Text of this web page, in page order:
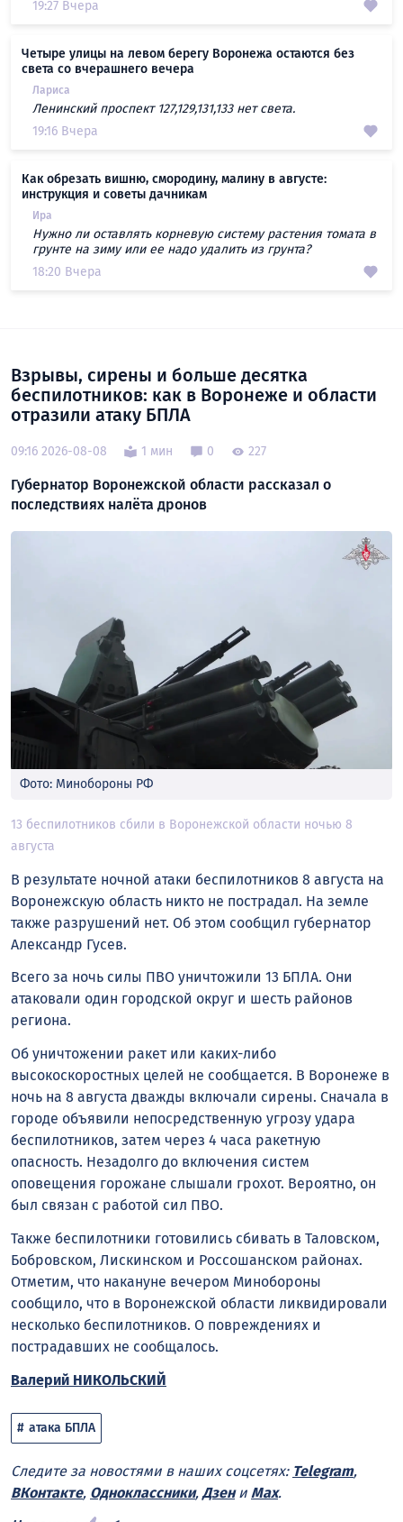
19:27 Вчера
Четыре улицы на левом берегу Воронежа остаются без
света со вчерашнего вечера
Лариса
Ленинский проспект 127,129,131,133 нет света.
19:16 Вчера
Как обрезать вишню, смородину, малину в августе:
инструкция и советы дачникам
Ира
Нужно ли оставлять корневую систему растения томата в
грунте на зиму или ее надо удалить из грунта?
18:20 Вчера
Взрывы, сирены и больше десятка
беспилотников: как в Воронеже и области
отразили атаку БПЛА
09:16 2026-08-08 1 мин 0 227
Губернатор Воронежской области рассказал о
последствиях налёта дронов
Фото: Минобороны РФ
13 беспилотников сбили в Воронежской области ночью 8
августа
В результате ночной атаки беспилотников 8 августа на
Воронежскую область никто не пострадал. На земле
также разрушений нет. Об этом сообщил губернатор
Александр Гусев.
Всего за ночь силы ПВО уничтожили 13 БПЛА. Они
атаковали один городской округ и шесть районов
региона.
Об уничтожении ракет или каких-либо
высокоскоростных целей не сообщается. В Воронеже в
ночь на 8 августа дважды включали сирены. Сначала в
городе объявили непосредственную угрозу удара
беспилотников, затем через 4 часа ракетную
опасность. Незадолго до включения систем
оповещения горожане слышали грохот. Вероятно, он
был связан с работой сил ПВО.
Также беспилотники готовились сбивать в Таловском,
Бобровском, Лискинском и Россошанском районах.
Отметим, что накануне вечером Минобороны
сообщило, что в Воронежской области ликвидировали
несколько беспилотников. О повреждениях и
пострадавших не сообщалось.
Валерий НИКОЛЬСКИЙ
атака БПЛА
Следите за новостями в наших соцсетях: Telegram,
ВКонтакте, Одноклассники, Дзени Max.